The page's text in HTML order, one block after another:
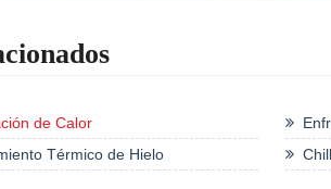
de Calor
Térmico de Hielo